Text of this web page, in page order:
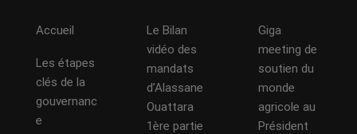
Accueil
Les étapes
clés de la
gouvernanc
e
Le Bilan
vidéo des
mandats
d’Alassane
Ouattara
1ère partie
Giga
meeting de
soutien du
monde
agricole au
Président